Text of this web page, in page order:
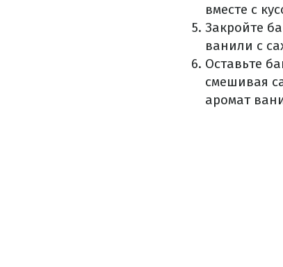
вместе с
Закройте
ванили с
Оставьте
смешивая
аромат